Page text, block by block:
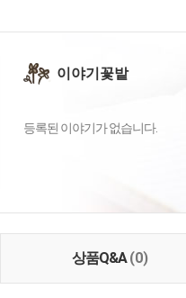
이야기꽃밭
등록된 이야기가 없습니다.
상품Q&A(0)